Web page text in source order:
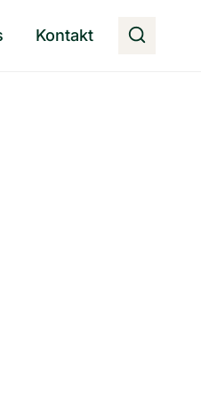
Kontakt